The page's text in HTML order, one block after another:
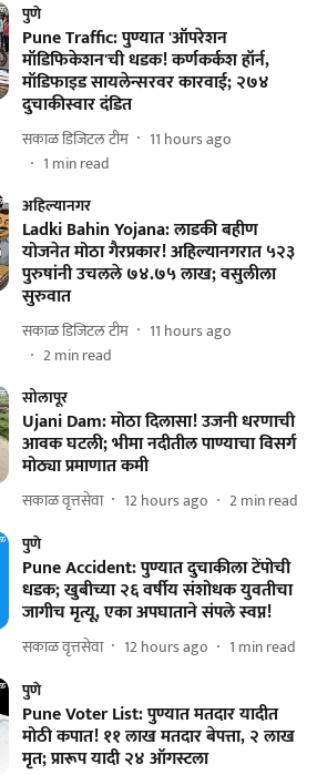
पुणे
Pune Traffic: पुण्यात 'ऑपरेशन
मॉडिफिकेशन'ची धडक! कर्णकर्कश हॉर्न,
मॉडिफाइड सायलेन्सरवर कारवाई; २७४
दुचाकीस्वार दंडित
सकाळ डिजिटल टीम
11 hours ago
1 min read
अहिल्यानगर
Ladki Bahin Yojana: लाडकी बहीण
योजनेत मोठा गैरप्रकार! अहिल्यानगरात ५२३
पुरुषांनी उचलले ७४.७५ लाख; वसुलीला
सुरुवात
सकाळ डिजिटल टीम
11 hours ago
2min read
सोलापूर
Ujani Dam: मोठा दिलासा! उजनी धरणाची
आवक घटली; भीमा नदीतील पाण्याचा विसर्ग
मोठ्या प्रमाणात कमी
सकाळ वृत्तसेवा 12 hours ago 2min read
पुणे
Pune Accident: पुण्यात दुचाकीला टेंपोची
धडक; खुबीच्या २६ वर्षीय संशोधक युवतीचा
जागीच मृत्यू, एका अपघाताने संपले स्वप्न!
सकाळ वृत्तसेवा 12 hours ago 1 min read
पुणे
Pune Voter List: पुण्यात मतदार यादीत
मोठी कपात! ११ लाख मतदार बेपत्ता, २ लाख
मृत; प्रारूप यादी २४ ऑगस्टला